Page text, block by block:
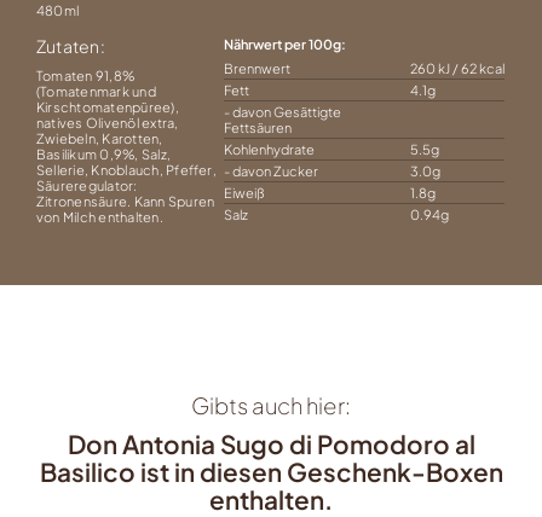
480ml
Zutaten:
Tomaten 91,8%
(Tomatenmark und
Kirschtomatenpüree),
natives Olivenöl extra,
Zwiebeln, Karotten,
Basilikum 0,9%, Salz,
Sellerie, Knoblauch, Pfeffer,
Säureregulator:
Zitronensäure. Kann Spuren
von Milch enthalten.
Nährwert per 100g
Brennwert
260 kJ / 62 kcal
Fett
4.1g
- davon Gesättigte
Fettsäuren
Kohlenhydrate
5.5g
- davon Zucker
3.0g
Eiweiß
1.8g
Salz
0.94g
Gibts auch hier:
Don Antonia Sugo di Pomodoro al
Basilico ist in diesen Geschenk-Boxen
enthalten.